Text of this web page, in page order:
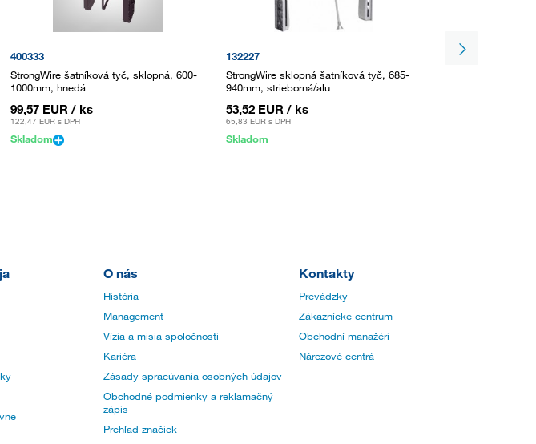
400333
StrongWire šatníková tyč, sklopná, 600-
1000mm, hnedá
99,57 EUR / ks
122,47 EUR s DPH
Skladom
132227
StrongWire sklopná šatníková tyč, 685-
940mm, strieborná/alu
53,52 EUR / ks
65,83 EUR s DPH
Skladom
JU002
O nás
História
Management
Vízia a misia spoločnosti
Kariéra
Zásady spracúvania osobných údajov
Obchodné podmienky a reklamačný
zápis
Prehľad značiek
Kontakty
Prevádzky
Zákaznícke centrum
Obchodní manažéri
Nárezové centrá